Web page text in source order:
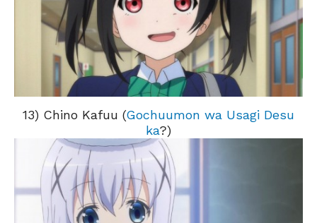
13) Chino Kafuu (Gochuumon wa Usagi Desu
ka?)